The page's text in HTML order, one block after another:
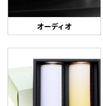
オーディオ